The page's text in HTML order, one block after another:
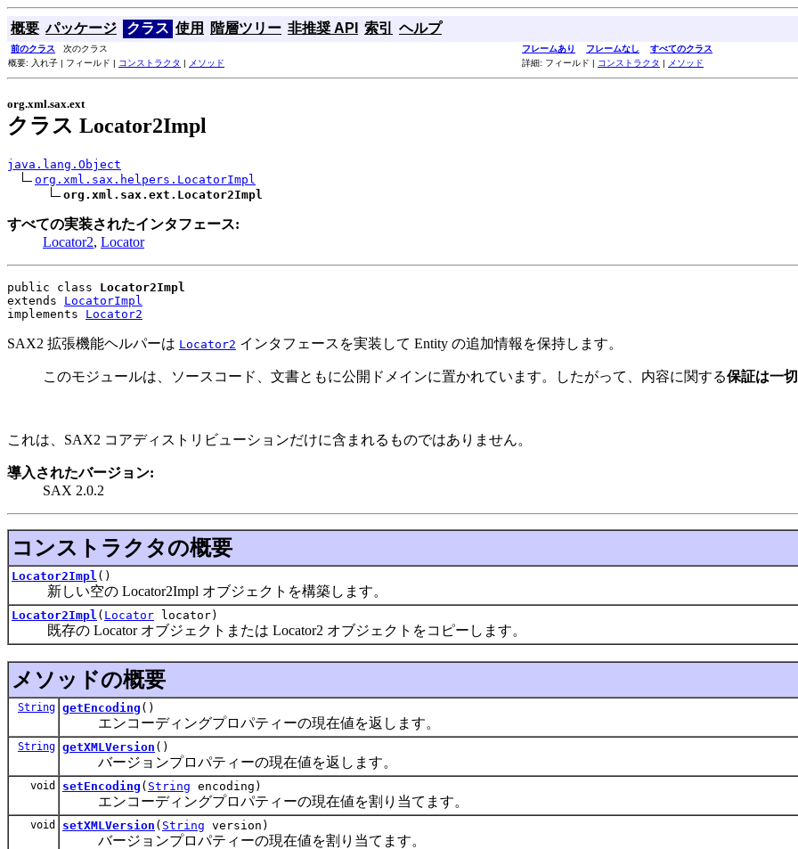
概要 パッケージ クラス 使用 階層ツリー 非推奨 API 索引 ヘルプ
前のクラス 次のクラス フレームあり フレームなし
すべてのクラス
概要: 入れ子 | フィールド | コンストラクタ | メソッド 詳細: フィールド | コンストラクタ | メソッド
org.xml.sax.ext
クラス Locator2Impl
java.lang.Object
org.xml.sax.helpers.LocatorImpl
org.xml.sax.ext.Locator2Impl
すべての実装されたインタフェース:
Locator2, Locator
public class Locator2Impl
extends LocatorImpl
implements Locator2
SAX2 拡張機能ヘルパーは Locator2 インタフェースを実装して Entity の追加情報を保持します。
このモジュールは、ソースコード、文書ともに公開ドメインに置かれています。したがって、内容に関する保証は一
これは、SAX2 コアディストリビューションだけに含まれるものではありません。
導入されたバージョン:
SAX 2.0.2
コンストラクタの概要
Locator2Impl ()
新しい空の Locator2Impl オブジェクトを構築します。
Locator2Impl ( Locator locator)
既存の Locator オブジェクトまたは Locator2 オブジェクトをコピーします。
メソッドの概要
String getEncoding ()
エンコーディングプロパティーの現在値を返します。
String getXMLVersion ()
バージョンプロパティーの現在値を返します。
void setEncoding ( String encoding)
エンコーディングプロパティーの現在値を割り当てます。
void setXMLVersion ( String version)
バージョンプロパティーの現在値を割り当てます。